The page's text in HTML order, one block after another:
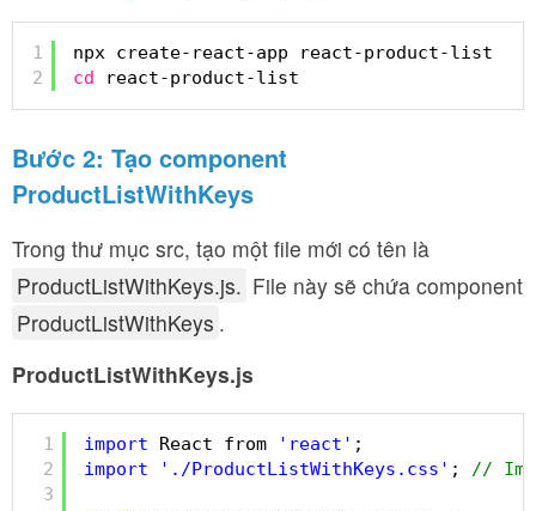
1
2
npx create-react-app react-product-list
cd
react-product-list
Bước 2: Tạo component
ProductListWithKeys
Trong thư mục src, tạo một file mới có tên là
ProductListWithKeys.js. File này sẽ chứa component
ProductListWithKeys .
ProductListWithKeys.js
1
2
3
import React from 'react' ;
import
'./ProductListWithKeys.css' ; //